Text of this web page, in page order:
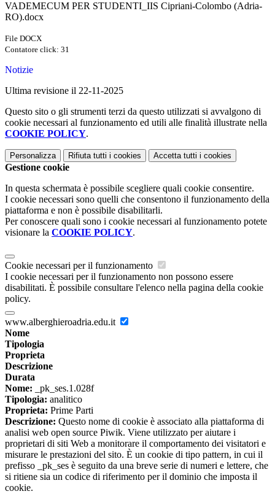
VADEMECUM PER STUDENTI_IIS Cipriani-Colombo (Adria-
RO).docx
File DOCX
Contatore click: 31
Notizie
Ultima revisione il 22-11-2025
Questo sito o gli strumenti terzi da questo utilizzati si avvalgono di
cookie necessari al funzionamento ed utili alle finalità illustrate nella
COOKIE POLICY.
Personalizza Rifiuta tutti i cookies Accetta tutti i cookies
Gestione cookie
In questa schermata è possibile scegliere quali cookie consentire.
I cookie necessari sono quelli che consentono il funzionamento della
piattaforma e non è possibile disabilitarli.
Per conoscere quali sono i cookie necessari al funzionamento potete
visionare la COOKIE POLICY.
Cookie necessari per il funzionamento
I cookie necessari per il funzionamento non possono essere
disabilitati. È possibile consultare l'elenco nella pagina della cookie
policy.
www.alberghieroadria.edu.it
Nome
Tipologia
Proprieta
Descrizione
Durata
Nome: _pk_ses.1.028f
Tipologia: analitico
Proprieta: Prime Parti
Descrizione: Questo nome di cookie è associato alla piattaforma di
analisi web open source Piwik. Viene utilizzato per aiutare i
proprietari di siti Web a monitorare il comportamento dei visitatori e
misurare le prestazioni del sito. È un cookie di tipo pattern, in cui il
prefisso _pk_ses è seguito da una breve serie di numeri e lettere, che
si ritiene sia un codice di riferimento per il dominio che imposta il
cookie.